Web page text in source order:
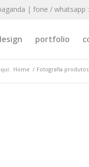
| fone / whatsapp
portfolio
Home / Fotografia